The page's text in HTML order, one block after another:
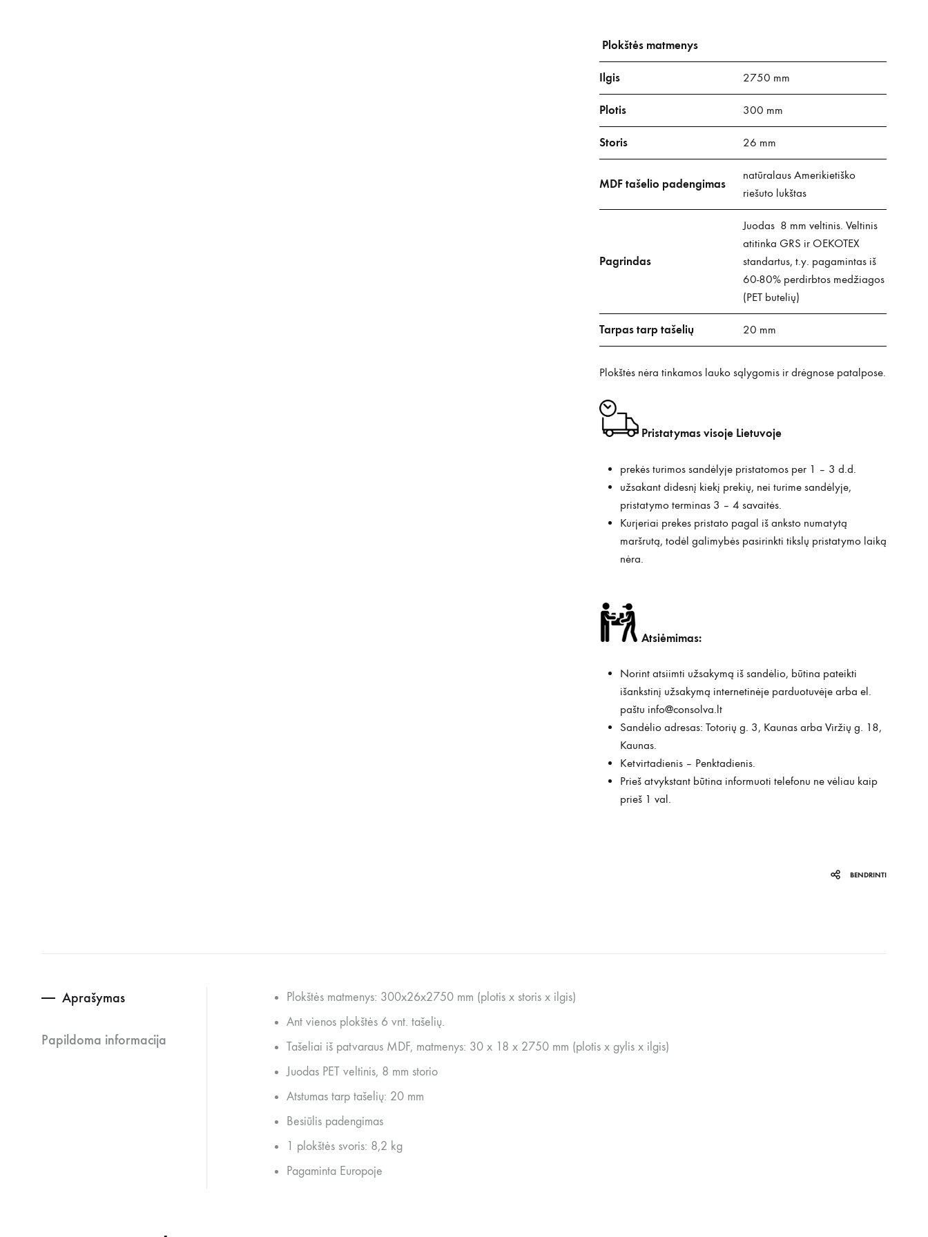
Plokštės matmenys
Ilgis 2750 mm
Plotis 300 mm
Storis 26 mm
MDF tašelio padengimas
natūralaus Amerikietiško
riešuto lukštas
Pagrindas
Juodas 8 mm veltinis. Veltinis
atitinka GRS ir OEKOTEX
standartus, t.y. pagamintas iš
60-80% perdirbtos medžiagos
(PET butelių)
Tarpas tarp tašelių 20 mm
Plokštės nėra tinkamos lauko sąlygomis ir drėgnose patalpose.
Pristatymas visoje Lietuvoje
prekės turimos sandėlyje pristatomos per 1 – 3 d.d.
užsakant didesnį kiekį prekių, nei turime sandėlyje,
pristatymo terminas 3 – 4 savaitės.
Kurjeriai prekes pristato pagal iš anksto numatytą
maršrutą, todėl galimybės pasirinkti tikslų pristatymo laiką
nėra.
Atsiėmimas:
Norint atsiimti užsakymą iš sandėlio, būtina pateikti
išankstinį užsakymą internetinėje parduotuvėje arba el.
paštu info@consolva.lt
Sandėlio adresas: Totorių g. 3, Kaunas arba Viržių g. 18,
Kaunas.
Ketvirtadienis – Penktadienis.
Prieš atvykstant būtina informuoti telefonu ne vėliau kaip
prieš 1 val.
BENDRINTI
Aprašymas
Papildoma informacija
Plokštės matmenys: 300x26x2750 mm (plotis x storis x ilgis)
Ant vienos plokštės 6 vnt. tašelių.
Tašeliai iš patvaraus MDF, matmenys: 30 x 18 x 2750 mm (plotis x gylis x ilgis)
Juodas PET veltinis, 8 mm storio
Atstumas tarp tašelių: 20 mm
Besiūlis padengimas
1 plokštės svoris: 8,2 kg
Pagaminta Europoje